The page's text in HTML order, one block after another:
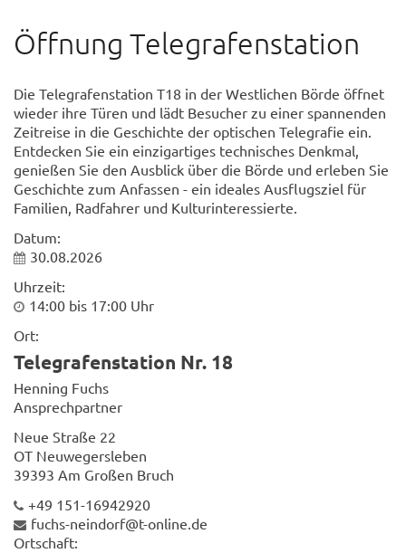
Öffnung Telegrafenstation
Die Telegrafenstation T18 in der Westlichen Börde öffnet
wieder ihre Türen und lädt Besucher zu einer spannenden
Zeitreise in die Geschichte der optischen Telegrafie ein.
Entdecken Sie ein einzigartiges technisches Denkmal,
genießen Sie den Ausblick über die Börde und erleben Sie
Geschichte zum Anfassen - ein ideales Ausflugsziel für
Familien, Radfahrer und Kulturinteressierte.
Datum:
30.08.2026
Uhrzeit:
14:00 bis 17:00 Uhr
Ort:
Telegrafenstation Nr. 18
Henning Fuchs
Ansprechpartner
Neue Straße 22
OT Neuwegersleben
39393 Am Großen Bruch
+49 151-16942920
fuchs-neindorf@t-online.de
Ortschaft: